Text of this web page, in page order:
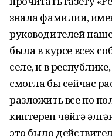
знала фамилии,
руководителей
была в курсе всех
селе, и в
смогла бы сейчас
разложить все по
киптереп чөйгә
это было